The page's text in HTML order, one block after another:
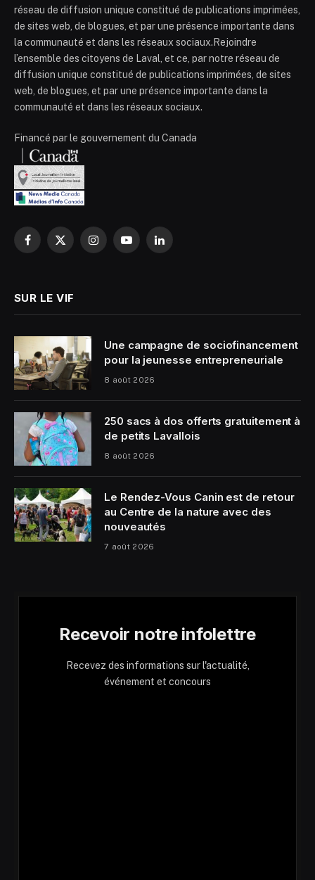
réseau de diffusion unique constitué de publications imprimées,
de sites web, de blogues, et par une présence importante dans
la communauté et dans les réseaux sociaux.Rejoindre
l’ensemble des citoyens de Laval, et ce, par notre réseau de
diffusion unique constitué de publications imprimées, de sites
web, de blogues, et par une présence importante dans la
communauté et dans les réseaux sociaux.
Financé par le gouvernement du Canada
Facebook
X
InstagramYouTubeLinkedIn
SUR LE VIF
Une campagne de sociofinancement
pour la jeunesse entrepreneuriale
8 août 2026
250 sacs à dos offerts gratuitement à
de petits Lavallois
8 août 2026
Le Rendez-Vous Canin est de retour
au Centre de la nature avec des
nouveautés
7 août 2026
Recevoir notre infolettre
Recevez des informations sur l'actualité,
événement et concours